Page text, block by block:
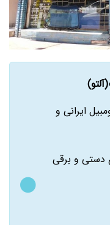
ایرانی و
دستی و برقی